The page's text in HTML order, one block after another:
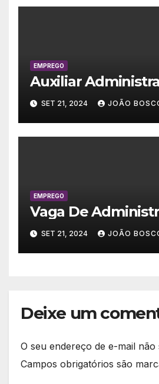
EMPREGO
Auxiliar
SET 21, 2024 JOÃO
EMPREGO
Vaga De
SET 21, 2024 JOÃO
Deixe um
O seu endereço de e-mail não
Campos obrigatórios são